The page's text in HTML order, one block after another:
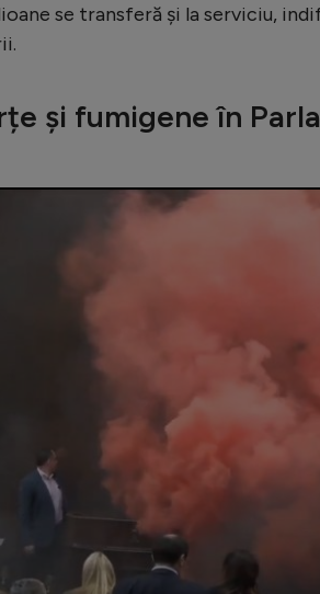
se transferă și la serviciu,
și fumigene în